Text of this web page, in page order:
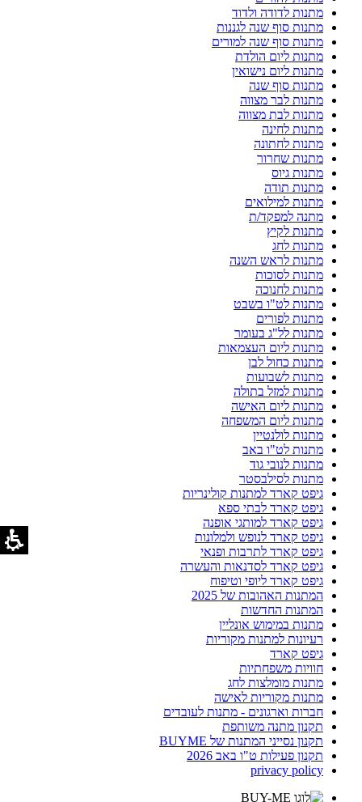
מתנות לדודה ולדוד
מתנות סוף שנה לגננות
מתנות סוף שנה למורים
מתנות ליום הולדת
מתנות ליום נישואין
מתנות סוף שנה
מתנות לבר מצווה
מתנות לבת מצווה
מתנות לחינה
מתנות לחתונה
מתנות שחרור
מתנות גיוס
מתנות תודה
מתנות למילואים
מתנה למפקד/ת
מתנות לקיץ
מתנות לחג
מתנות לראש השנה
מתנות לסוכות
מתנות לחנוכה
מתנות לט"ו בשבט
מתנות לפורים
מתנות לל"ג בעומר
מתנות ליום העצמאות
מתנות כחול לבן
מתנות לשבועות
מתנות למזל בתולה
מתנות ליום האישה
מתנות ליום המשפחה
מתנות לולנטיין
מתנות לט"ו באב
מתנות לנובי גוד
מתנות לסילבסטר
גיפט קארד למתנות קולינריות
גיפט קארד לבתי ספא
גיפט קארד למותגי אופנה
גיפט קארד לנופש ולמלונות
גיפט קארד לתרבות ופנאי
גיפט קארד לסדנאות והעשרה
גיפט קארד ליופי וטיפוח
המתנות האהובות של 2025
המתנות החדשות
מתנות במימוש אונליין
רעיונות למתנות מקוריות
גיפט קארד
חוויות משפחתיות
מתנות מומלצות לחג
מתנות מקוריות לאישה
חברות וארגונים - מתנות לעובדים
תקנון מתנה משותפת
תקנון נסייני המתנות של BUYME
תקנון פעילות ט"ו באב 2026
privacy policy